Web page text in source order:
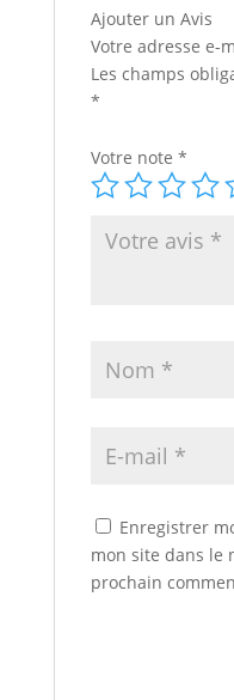
Ajouter un Avis
Votre adresse e-
Les champs
*
Votre note *
Enregistrer
mon site dans le
prochain